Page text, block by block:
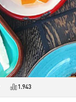
1.943